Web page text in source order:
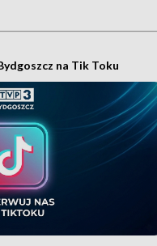
na Tik Toku